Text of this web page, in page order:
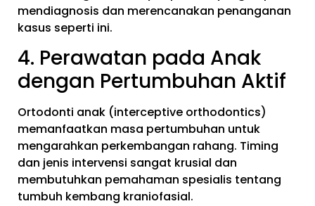
mendiagnosis dan merencanakan penanganan
kasus seperti ini.
4. Perawatan pada Anak
dengan Pertumbuhan Aktif
Ortodonti anak (interceptive orthodontics)
memanfaatkan masa pertumbuhan untuk
mengarahkan perkembangan rahang. Timing
dan jenis intervensi sangat krusial dan
membutuhkan pemahaman spesialis tentang
tumbuh kembang kraniofasial.